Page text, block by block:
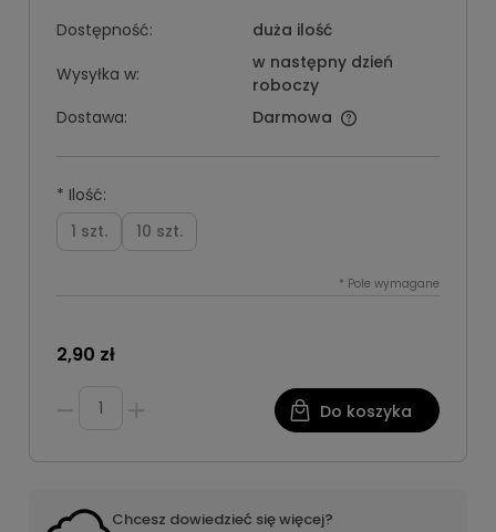
Dostępność:
duża ilość
Wysyłka w:
w następny dzień
roboczy
Dostawa:
Darmowa
* Ilość:
1 szt.
10 szt.
* Pole wymagane
2,90 zł
Do koszyka
Chcesz dowiedzieć się więcej?